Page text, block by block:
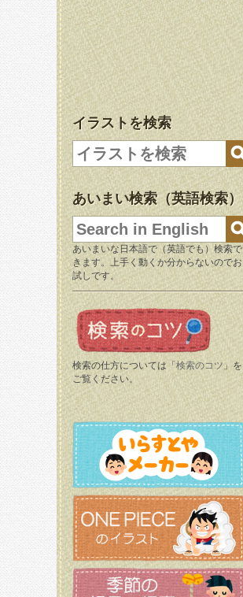
イラストを検索
あいまい検索（英語検索）
あいまいな日本語で（英語でも）検索で
きます。上手く動くか分からないのでお
試しです。
検索の仕方については「 検索のコツ 」を
ご覧ください。